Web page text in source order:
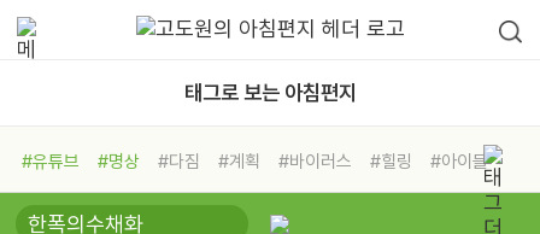
태그로 보는 아침편지
#유튜브 #명상 #다짐 #계획 #바이러스 #힐링
#아이들
#비전캠프
#독서캠프 #삶